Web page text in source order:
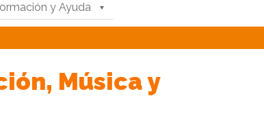
y Ayuda
Música y